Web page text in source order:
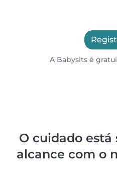
A Babysits é
O cuidado está
alcance com o